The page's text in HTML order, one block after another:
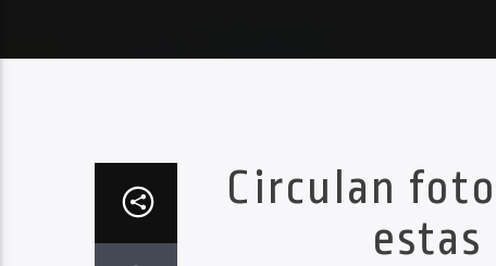
Circulan
estas